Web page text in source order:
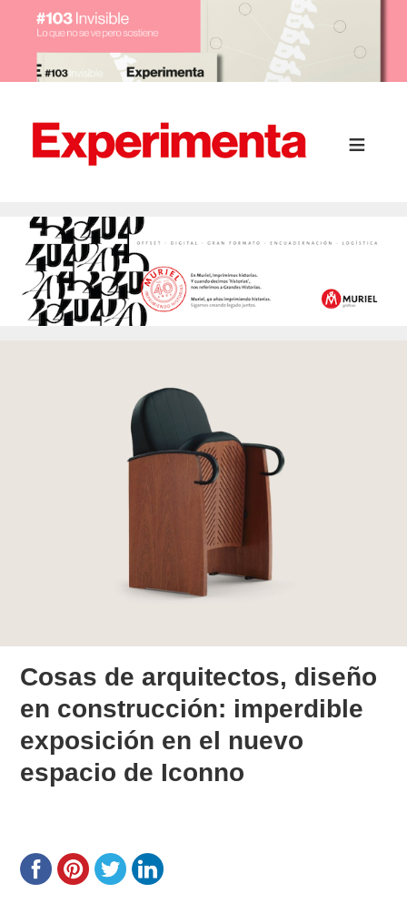
Cosas de arquitectos, diseño
en construcción: imperdible
exposición en el nuevo
espacio de Iconno